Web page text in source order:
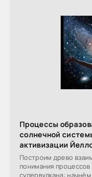
Процессы
солнечной
активизации
Построим древо
понимания
супервулкана: